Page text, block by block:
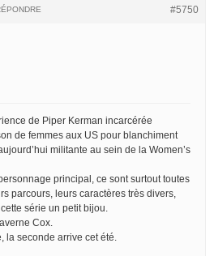
#5750
de Piper Kerman incarcérée
de femmes aux US pour blanchiment
militante au sein de la Women’s
principal, ce sont surtout toutes
parcours, leurs caractères très divers,
série un petit bijou.
Cox.
la seconde arrive cet été.